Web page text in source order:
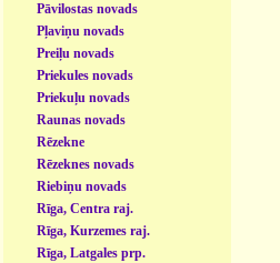
Pāvilostas novads
Pļaviņu novads
Preiļu novads
Priekules novads
Priekuļu novads
Raunas novads
Rēzekne
Rēzeknes novads
Riebiņu novads
Rīga, Centra raj.
Rīga, Kurzemes raj.
Rīga, Latgales prp.